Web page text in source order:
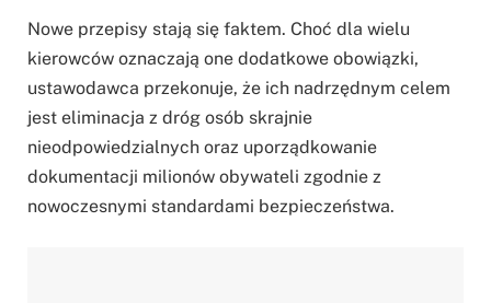
Nowe przepisy stają się faktem. Choć dla wielu
kierowców oznaczają one dodatkowe obowiązki,
ustawodawca przekonuje, że ich nadrzędnym celem
jest eliminacja z dróg osób skrajnie
nieodpowiedzialnych oraz uporządkowanie
dokumentacji milionów obywateli zgodnie z
nowoczesnymi standardami bezpieczeństwa.